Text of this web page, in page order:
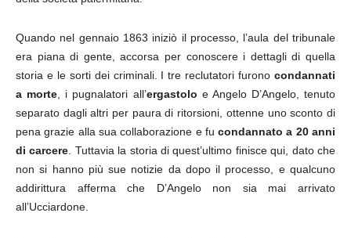
Quando nel gennaio 1863 iniziò il processo, l’aula del tribunale
era piana di gente, accorsa per conoscere i dettagli di quella
storia e le sorti dei criminali. I tre reclutatori furono condannati
a morte , i pugnalatori all’ergastolo e Angelo D’Angelo, tenuto
separato dagli altri per paura di ritorsioni, ottenne uno sconto di
pena grazie alla sua collaborazione e fucondannato a 20 anni
di carcere . Tuttavia la storia di quest’ultimo finisce qui, dato che
non si hanno più sue notizie da dopo il processo, e qualcuno
addirittura afferma che D’Angelo non sia mai arrivato
all’Ucciardone.